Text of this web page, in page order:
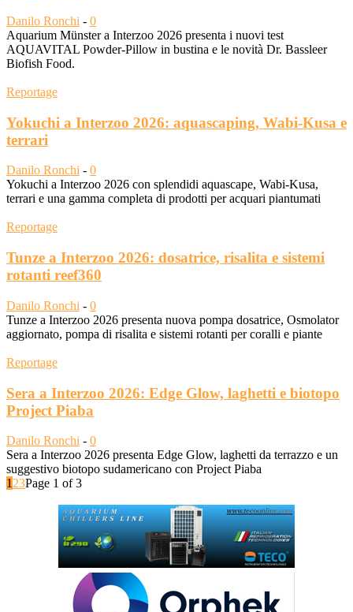
Danilo Ronchi - 0
Aquarium Münster a Interzoo 2026 presenta i nuovi test
AQUAVITAL Powder-Pillow in bustina e le novità Dr. Bassleer
Biofish Food.
Reportage
Yokuchi a Interzoo 2026: aquascaping, Wabi-Kusa e
terrari
Danilo Ronchi - 0
Yokuchi a Interzoo 2026 con splendidi aquascape, Wabi-Kusa,
terrari e una gamma completa di prodotti per acquari piantumati
Reportage
Tunze a Interzoo 2026: dosatrice, risalita e sistemi
rotanti reef360
Danilo Ronchi - 0
Tunze a Interzoo 2026 presenta nuova pompa dosatrice, Osmolator
aggiornato, pompa di risalita e sistemi rotanti per coralli e piante
Reportage
Sera a Interzoo 2026: Edge Glow, laghetti e biotopo
Project Piaba
Danilo Ronchi - 0
Sera a Interzoo 2026 presenta Edge Glow, laghetti da terrazzo e un
suggestivo biotopo sudamericano con Project Piaba
1 23Page 1 of 3